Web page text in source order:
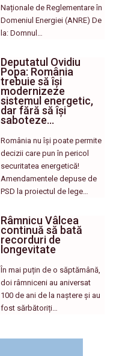
Naționale de Reglementare în
Domeniul Energiei (ANRE) De
la: Domnul…
Deputatul Ovidiu
Popa: România
trebuie să își
modernizeze
sistemul energetic,
dar fără să își
saboteze…
România nu își poate permite
decizii care pun în pericol
securitatea energetică!
Amendamentele depuse de
PSD la proiectul de lege…
Râmnicu Vâlcea
continuă să bată
recorduri de
longevitate
În mai puțin de o săptămână,
doi râmniceni au aniversat
100 de ani de la naștere și au
fost sărbătoriți…